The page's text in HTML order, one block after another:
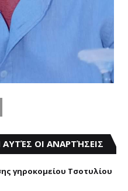
ΟΙ ΑΝΑΡΤΉΣΕΙΣ
γηροκομείου Τσοτυλίου